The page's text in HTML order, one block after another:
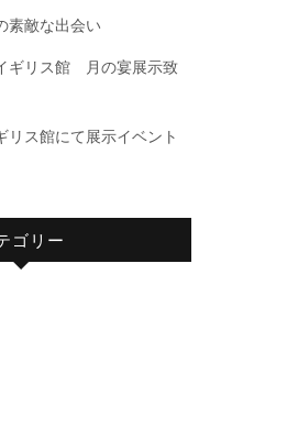
素敵な出会い
ギリス館 月の宴展示致
ス館にて展示イベント
ゴリー